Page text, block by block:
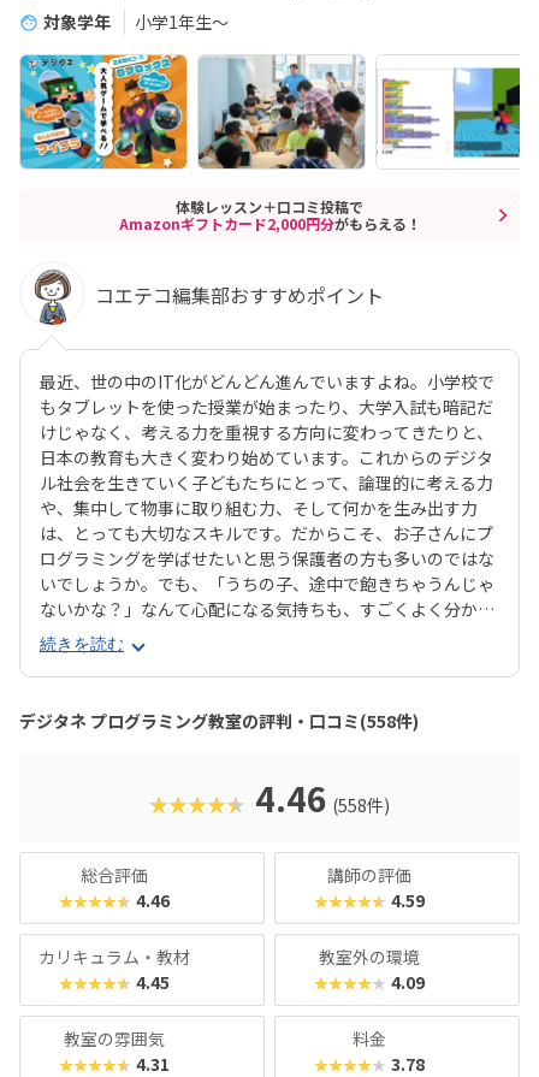
対象学年
小学1年生～
体験レッスン＋口コミ投稿で
Amazonギフトカード2,000円分がもらえる！
コエテコ編集部おすすめポイント
最近、世の中のIT化がどんどん進んでいますよね。小学校で
もタブレットを使った授業が始まったり、大学入試も暗記だ
けじゃなく、考える力を重視する方向に変わってきたりと、
日本の教育も大きく変わり始めています。これからのデジタ
ル社会を生きていく子どもたちにとって、論理的に考える力
や、集中して物事に取り組む力、そして何かを生み出す力
は、とっても大切なスキルです。だからこそ、お子さんにプ
ログラミングを学ばせたいと思う保護者の方も多いのではな
いでしょうか。でも、「うちの子、途中で飽きちゃうんじゃ
ないかな？」なんて心配になる気持ちも、すごくよく分かり
ます。そんな方にぜひおすすめしたいのが、デジタネプログ
ラミング教室なんです。デジタネには、子どもたちが夢中に
なって取り組める工夫がたくさんあります。特にお子様たち
に大人気のマインクラフトやロブロックスなどを活用するこ
とで、ゲーム感覚で楽しみながら、自然とプログラミング的
学びを通して、子どもたちは未来を生き抜くための土台をし
っかりと築くことができます。ここでは、デジタネプログラ
やすくご紹介していきますね。
続きを読む
デジタネ プログラミング教室の評判・口コミ(558件)
★★★★★ 4.46 (558件)
総合評価
★★★★★ 4.46
講師の評価
★★★★★ 4.59
カリキュラム・教材
★★★★★ 4.45
教室外の環境
★★★★★ 4.09
教室の雰囲気
★★★★★ 4.31
料金
★★★★★ 3.78